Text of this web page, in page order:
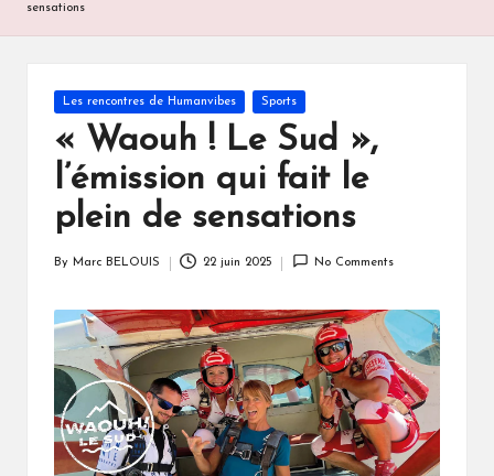
sensations
Posted
Les rencontres de Humanvibes Sports
« Waouh ! Le Sud »,
l’émission qui fait le
plein de sensations
By Marc BELOUIS 22 juin 2025 No Comments